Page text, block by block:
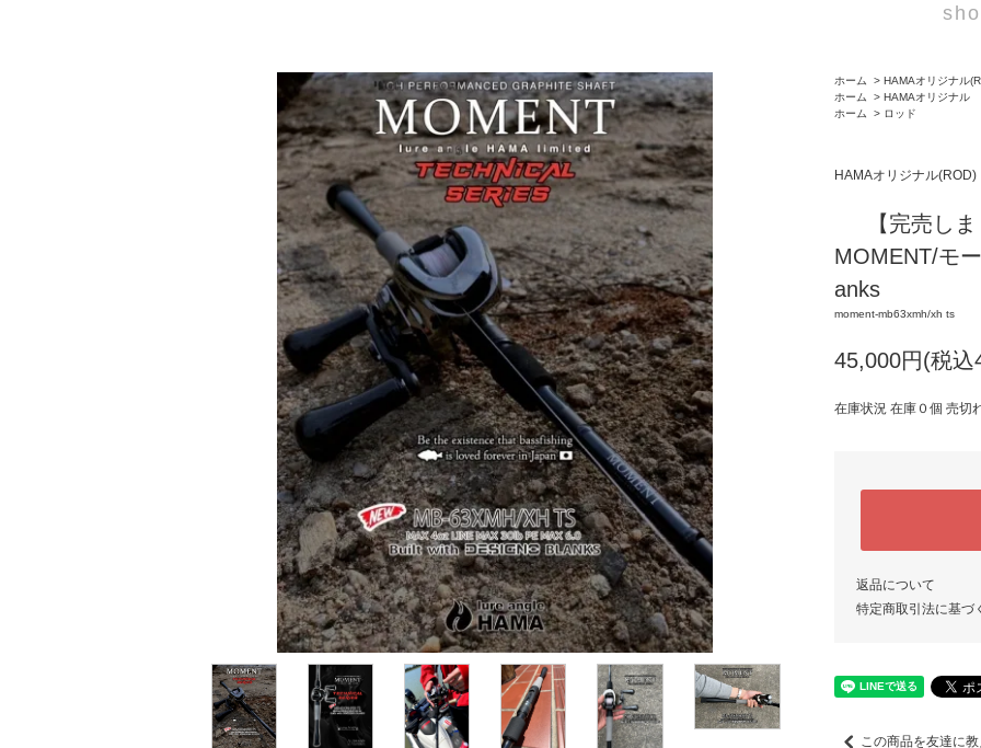
ホーム > HAMAオリジナル
ホーム
> HAMAオリジナル
ホーム
> ロッド
HAMAオリジナル(ROD)
【完売し
MOMENT/モ
anks
moment-mb63xmh/xh ts
45,000円(税込
在庫状況 在庫０個 売切
返品について
特定商取引法に基づ
この商品を友達に